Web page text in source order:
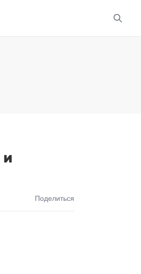
Поделиться